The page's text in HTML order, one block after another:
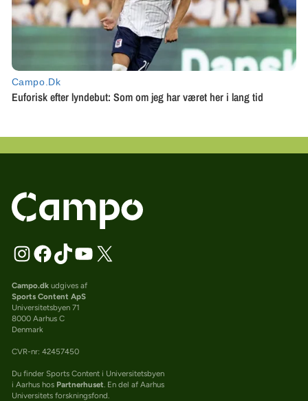
Campo.dkudgives af
Sports Content ApS
Universitetsbyen 71
8000 Aarhus C
Denmark
CVR-nr: 42457450
Du finder Sports Content i Universitetsbyen
i Aarhus hos Partnerhuset. En del af Aarhus
Universitets forskningsfond.